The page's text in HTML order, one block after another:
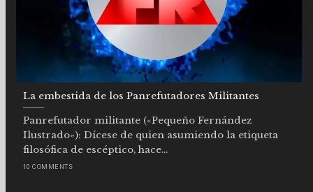
La embestida de los Panrefutadores Militantes
Panrefutador militante («Pequeño Fernández
Ilustrado»): Dícese de quien asumiendo la etiqueta
filosófica de escéptico, hace...
10 COMMENTS